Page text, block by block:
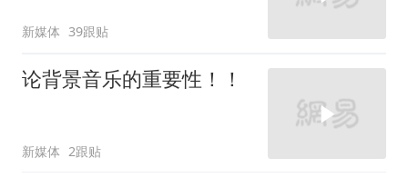
新媒体 39跟贴
论背景音乐的重要性！！
新媒体 2跟贴